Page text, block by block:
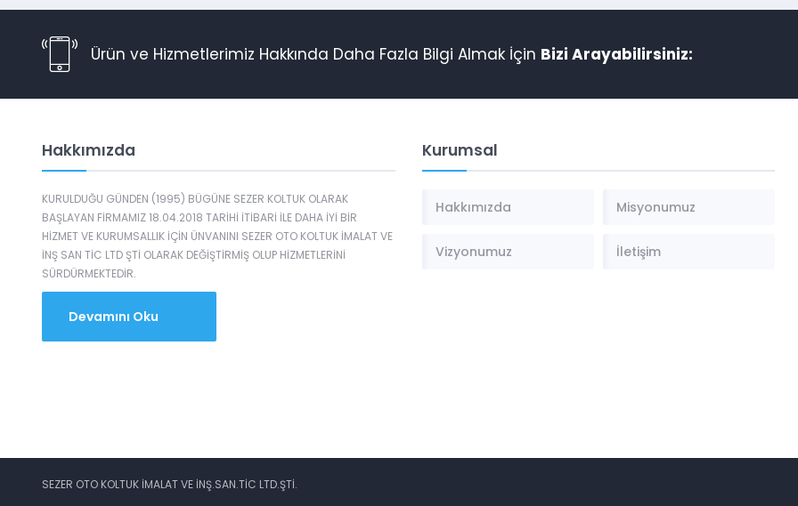
Ürün ve Hizmetlerimiz Hakkında Daha Fazla Bilgi Almak İçin Bizi Arayabilirsiniz:
Hakkımızda
KURULDUĞU GÜNDEN (1995) BÜGÜNE SEZER KOLTUK OLARAK
BAŞLAYAN FİRMAMIZ 18.04.2018 TARİHİ İTİBARİ İLE DAHA İYİ BİR
HİZMET VE KURUMSALLIK İÇİN ÜNVANINI SEZER OTO KOLTUK İMALAT VE
İNŞ SAN TİC LTD ŞTİ OLARAK DEĞİŞTİRMİŞ OLUP HİZMETLERİNİ
SÜRDÜRMEKTEDİR.
Devamını Oku
Kurumsal
Hakkımızda Misyonumuz
Vizyonumuz İletişim
SEZER OTO KOLTUK İMALAT VE İNŞ.SAN.TİC LTD.ŞTİ.